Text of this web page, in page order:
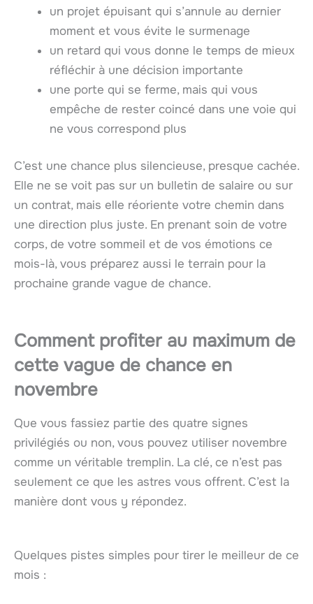
un projet épuisant qui s’annule au dernier
moment et vous évite le surmenage
un retard qui vous donne le temps de mieux
réfléchir à une décision importante
une porte qui se ferme, mais qui vous
empêche de rester coincé dans une voie qui
ne vous correspond plus
C’est une chance plus silencieuse, presque cachée.
Elle ne se voit pas sur un bulletin de salaire ou sur
un contrat, mais elle réoriente votre chemin dans
une direction plus juste. En prenant soin de votre
corps, de votre sommeil et de vos émotions ce
mois-là, vous préparez aussi le terrain pour la
prochaine grande vague de chance.
Comment profiter au maximum de
cette vague de chance en
novembre
Que vous fassiez partie des quatre signes
privilégiés ou non, vous pouvez utiliser novembre
comme un véritable tremplin. La clé, ce n’est pas
seulement ce que les astres vous offrent. C’est la
manière dont vous y répondez.
Quelques pistes simples pour tirer le meilleur de ce
mois :